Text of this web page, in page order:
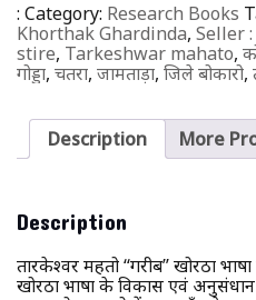
: Category: Research Books
Khorthak Ghardinda, Seller
stire, Tarkeshwar mahato,
गोड्डा, चतरा, जामताड़ा, जिले बोकारो,
Description More
Description
तारकेश्वर महतो ‘‘गरीब’’ खोरठा
खोरठा भाषा के विकास एवं